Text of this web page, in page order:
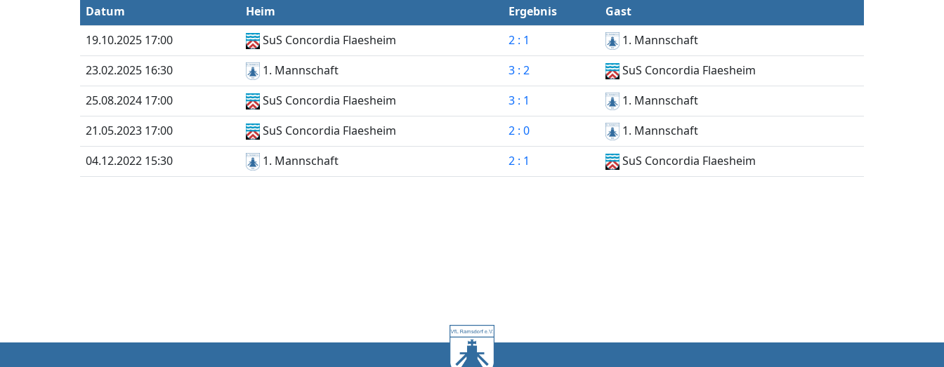
Datum Heim Ergebnis
Gast
19.10.2025 17:00
SuS Concordia Flaesheim 2 : 1
1. Mannschaft
23.02.2025 16:30
1. Mannschaft 3 : 2
SuS Concordia Flaesheim
25.08.2024 17:00
SuS Concordia Flaesheim 3 : 1
1. Mannschaft
21.05.2023 17:00
SuS Concordia Flaesheim 2 : 0
1. Mannschaft
04.12.2022 15:30
1. Mannschaft 2 : 1 SuS Concordia Flaesheim